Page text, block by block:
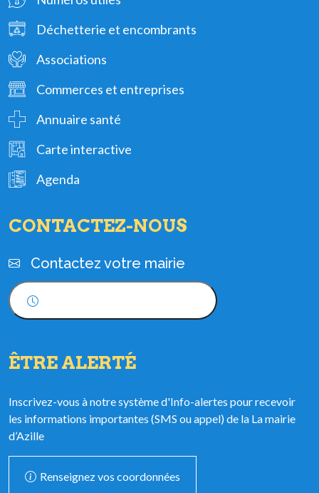
Déchetterie et encombrants
Associations
Commerces et entreprises
Annuaire santé
Carte interactive
Agenda
CONTACTEZ-NOUS
Contactez votre mairie
ÊTRE ALERTÉ
Inscrivez-vous à notre système d'Info-alertes pour recevoir
les informations importantes (SMS ou appel) de la La mairie
d’Azille
Renseignez vos coordonnées